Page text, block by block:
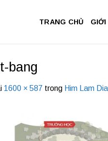
TRANG CHỦ GIỚI
bang
1600 × 587 trong Him Lam